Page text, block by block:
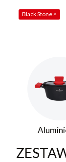
Black Stone ×